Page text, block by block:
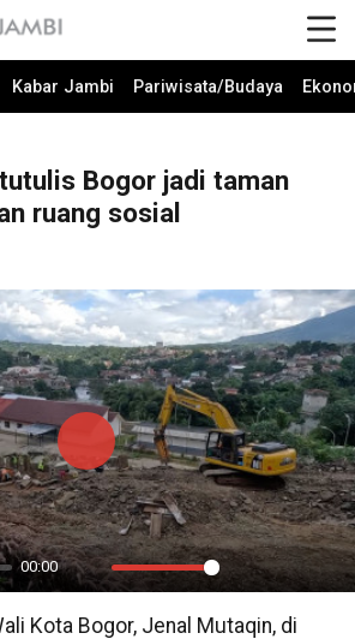
Kabar Jambi Pariwisata/Budaya
Bogor jadi taman
ruang sosial
00:00
Mute Settings
PIP
Play
Kota Bogor, Jenal Mutaqin, di